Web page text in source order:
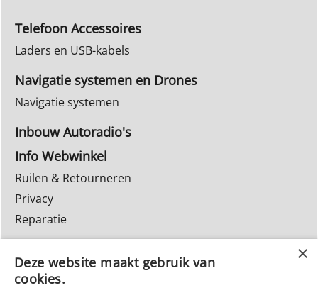
Telefoon Accessoires
Laders en USB-kabels
Navigatie systemen en Drones
Navigatie systemen
Inbouw Autoradio's
Info Webwinkel
Ruilen & Retourneren
Privacy
Reparatie
Deze website maakt gebruik van
cookies.